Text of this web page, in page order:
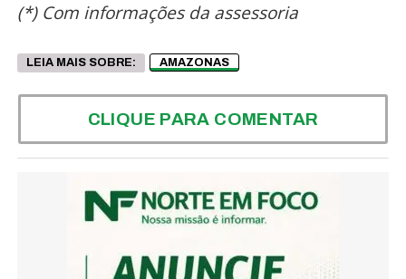
(*) Com informações da assessoria
LEIA MAIS SOBRE: AMAZONAS
CLIQUE PARA COMENTAR